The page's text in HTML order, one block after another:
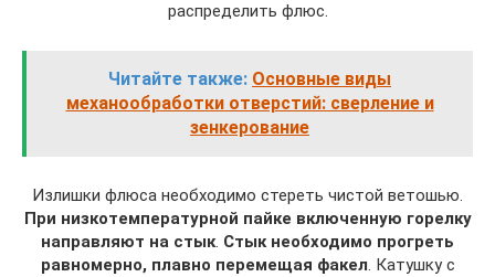
распределить флюс.
Читайте также: Основные виды
механообработки отверстий: сверление и
зенкерование
Излишки флюса необходимо стереть чистой ветошью.
При низкотемпературной пайке включенную горелку
направляют на стык. Стык необходимо прогреть
равномерно, плавно перемещая факел. Катушку с